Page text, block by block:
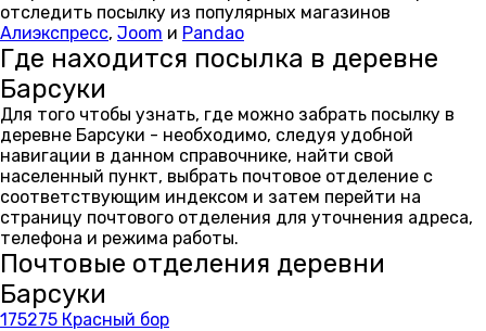
отследить посылку из популярных магазинов
Алиэкспресс, Joom и Pandao
Где находится посылка в деревне
Барсуки
Для того чтобы узнать, где можно забрать посылку в
деревне Барсуки - необходимо, следуя удобной
навигации в данном справочнике, найти свой
населенный пункт, выбрать почтовое отделение с
соответствующим индексом и затем перейти на
страницу почтового отделения для уточнения адреса,
телефона и режима работы.
Почтовые отделения деревни
Барсуки
175275 Красный бор